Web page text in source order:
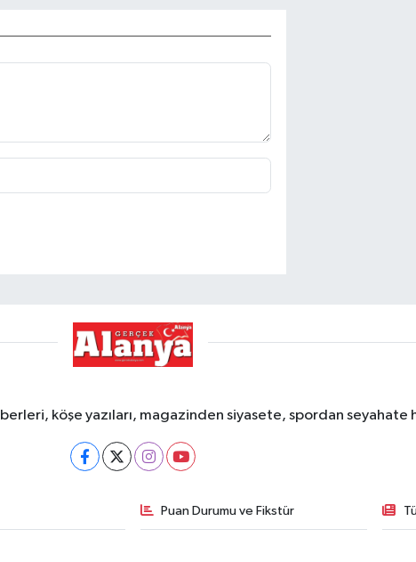
köşe yazıları, magazinden siyasete, spordan seyahate
Puan Durumu ve Fikstür